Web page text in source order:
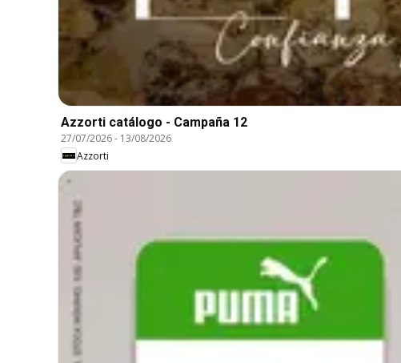
Azzorti catálogo - Campaña 12
27/07/2026- 13/08/2026
Azzorti